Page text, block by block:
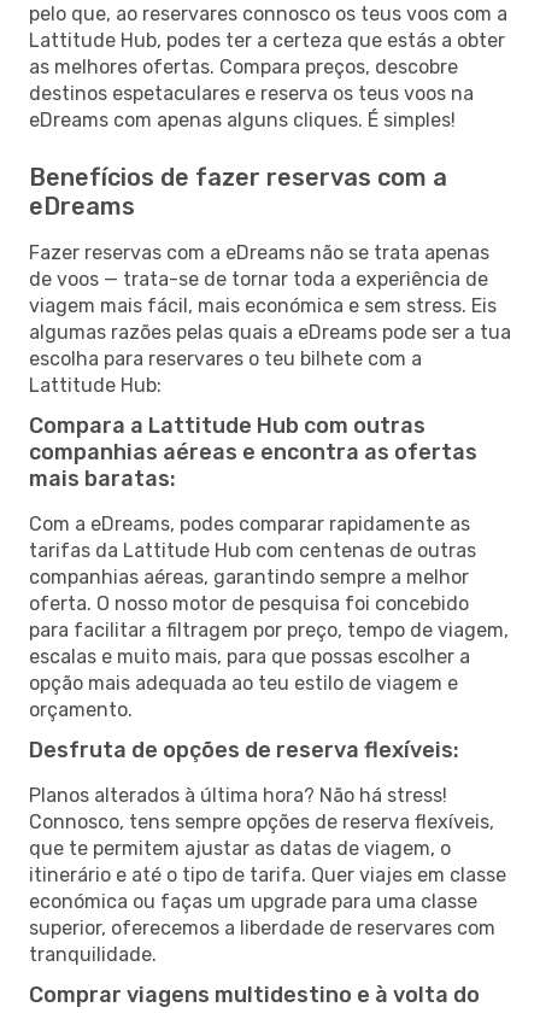
pelo que, ao reservares connosco os teus voos com a
Lattitude Hub, podes ter a certeza que estás a obter
as melhores ofertas. Compara preços, descobre
destinos espetaculares e reserva os teus voos na
eDreams com apenas alguns cliques. É simples!
Benefícios de fazer reservas com a
eDreams
Fazer reservas com a eDreams não se trata apenas
de voos — trata-se de tornar toda a experiência de
viagem mais fácil, mais económica e sem stress. Eis
algumas razões pelas quais a eDreams pode ser a tua
escolha para reservares o teu bilhete com a
Lattitude Hub:
Compara a Lattitude Hub com outras
companhias aéreas e encontra as ofertas
mais baratas:
Com a eDreams, podes comparar rapidamente as
tarifas da Lattitude Hub com centenas de outras
companhias aéreas, garantindo sempre a melhor
oferta. O nosso motor de pesquisa foi concebido
para facilitar a filtragem por preço, tempo de viagem,
escalas e muito mais, para que possas escolher a
opção mais adequada ao teu estilo de viagem e
orçamento.
Desfruta de opções de reserva flexíveis:
Planos alterados à última hora? Não há stress!
Connosco, tens sempre opções de reserva flexíveis,
que te permitem ajustar as datas de viagem, o
itinerário e até o tipo de tarifa. Quer viajes em classe
económica ou faças um upgrade para uma classe
superior, oferecemos a liberdade de reservares com
tranquilidade.
Comprar viagens multidestino e à volta do